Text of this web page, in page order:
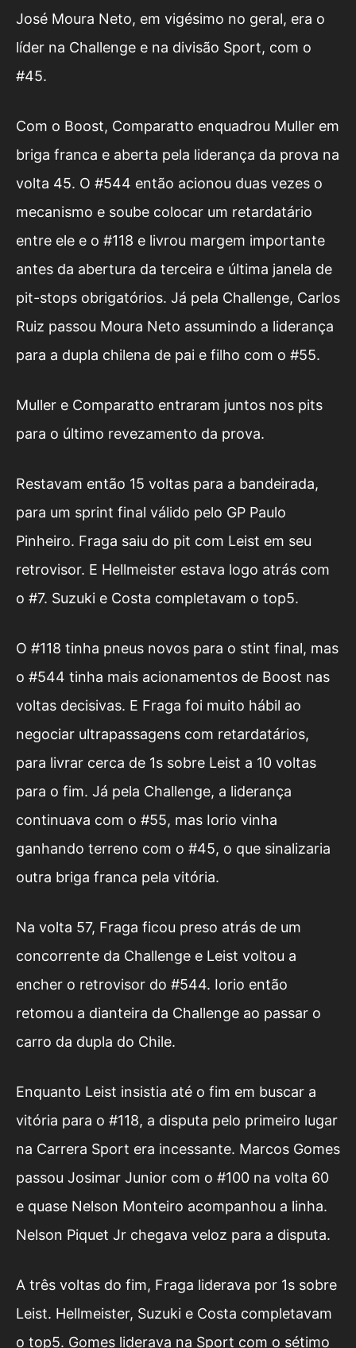
José Moura Neto, em vigésimo no geral, era o
líder na Challenge e na divisão Sport, com o
#45.
Com o Boost, Comparatto enquadrou Muller em
briga franca e aberta pela liderança da prova na
volta 45. O #544 então acionou duas vezes o
mecanismo e soube colocar um retardatário
entre ele e o #118 e livrou margem importante
antes da abertura da terceira e última janela de
pit-stops obrigatórios. Já pela Challenge, Carlos
Ruiz passou Moura Neto assumindo a liderança
para a dupla chilena de pai e filho com o #55.
Muller e Comparatto entraram juntos nos pits
para o último revezamento da prova.
Restavam então 15 voltas para a bandeirada,
para um sprint final válido pelo GP Paulo
Pinheiro. Fraga saiu do pit com Leist em seu
retrovisor. E Hellmeister estava logo atrás com
o #7. Suzuki e Costa completavam o top5.
O #118 tinha pneus novos para o stint final, mas
o #544 tinha mais acionamentos de Boost nas
voltas decisivas. E Fraga foi muito hábil ao
negociar ultrapassagens com retardatários,
para livrar cerca de 1s sobre Leist a 10 voltas
para o fim. Já pela Challenge, a liderança
continuava com o #55, mas Iorio vinha
ganhando terreno com o #45, o que sinalizaria
outra briga franca pela vitória.
Na volta 57, Fraga ficou preso atrás de um
concorrente da Challenge e Leist voltou a
encher o retrovisor do #544. Iorio então
retomou a dianteira da Challenge ao passar o
carro da dupla do Chile.
Enquanto Leist insistia até o fim em buscar a
vitória para o #118, a disputa pelo primeiro lugar
na Carrera Sport era incessante. Marcos Gomes
passou Josimar Junior com o #100 na volta 60
e quase Nelson Monteiro acompanhou a linha.
Nelson Piquet Jr chegava veloz para a disputa.
A três voltas do fim, Fraga liderava por 1s sobre
Leist. Hellmeister, Suzuki e Costa completavam
o top5. Gomes liderava na Sport com o sétimo